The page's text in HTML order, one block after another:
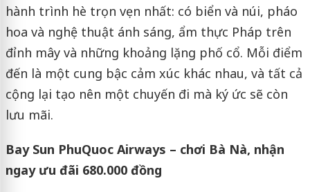
hành trình hè trọn vẹn nhất: có biển và núi, pháo
hoa và nghệ thuật ánh sáng, ẩm thực Pháp trên
đỉnh mây và những khoảng lặng phố cổ. Mỗi điểm
đến là một cung bậc cảm xúc khác nhau, và tất cả
cộng lại tạo nên một chuyến đi mà ký ức sẽ còn
lưu mãi.
Bay Sun PhuQuoc Airways – chơi Bà Nà, nhận
ngay ưu đãi 680.000 đồng